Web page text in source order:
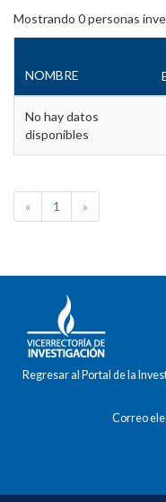
Mostrando 0personas
NOMBRE
No hay datos
disponibles
« 1 »
Regresar al Portal de la
Correo